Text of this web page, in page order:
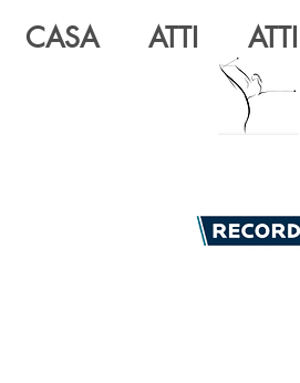
CASA ATTI ATTI